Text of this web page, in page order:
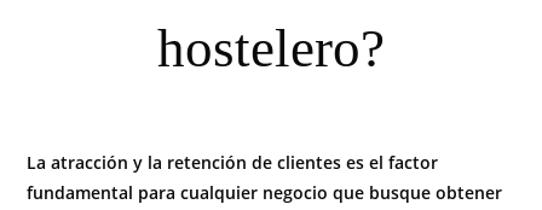
hostelero?
La atracción y la retención de clientes es el factor
fundamental para cualquier negocio que busque obtener